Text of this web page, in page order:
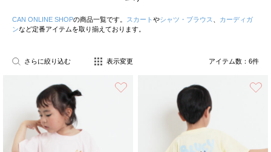
CAN ONLINE SHOPの商品一覧です。 スカート やシャツ・ブラウス
カーディガ
ンなど定番アイテムを取り揃えております。
さらに絞り込む 表示変更 アイテム数： 6件